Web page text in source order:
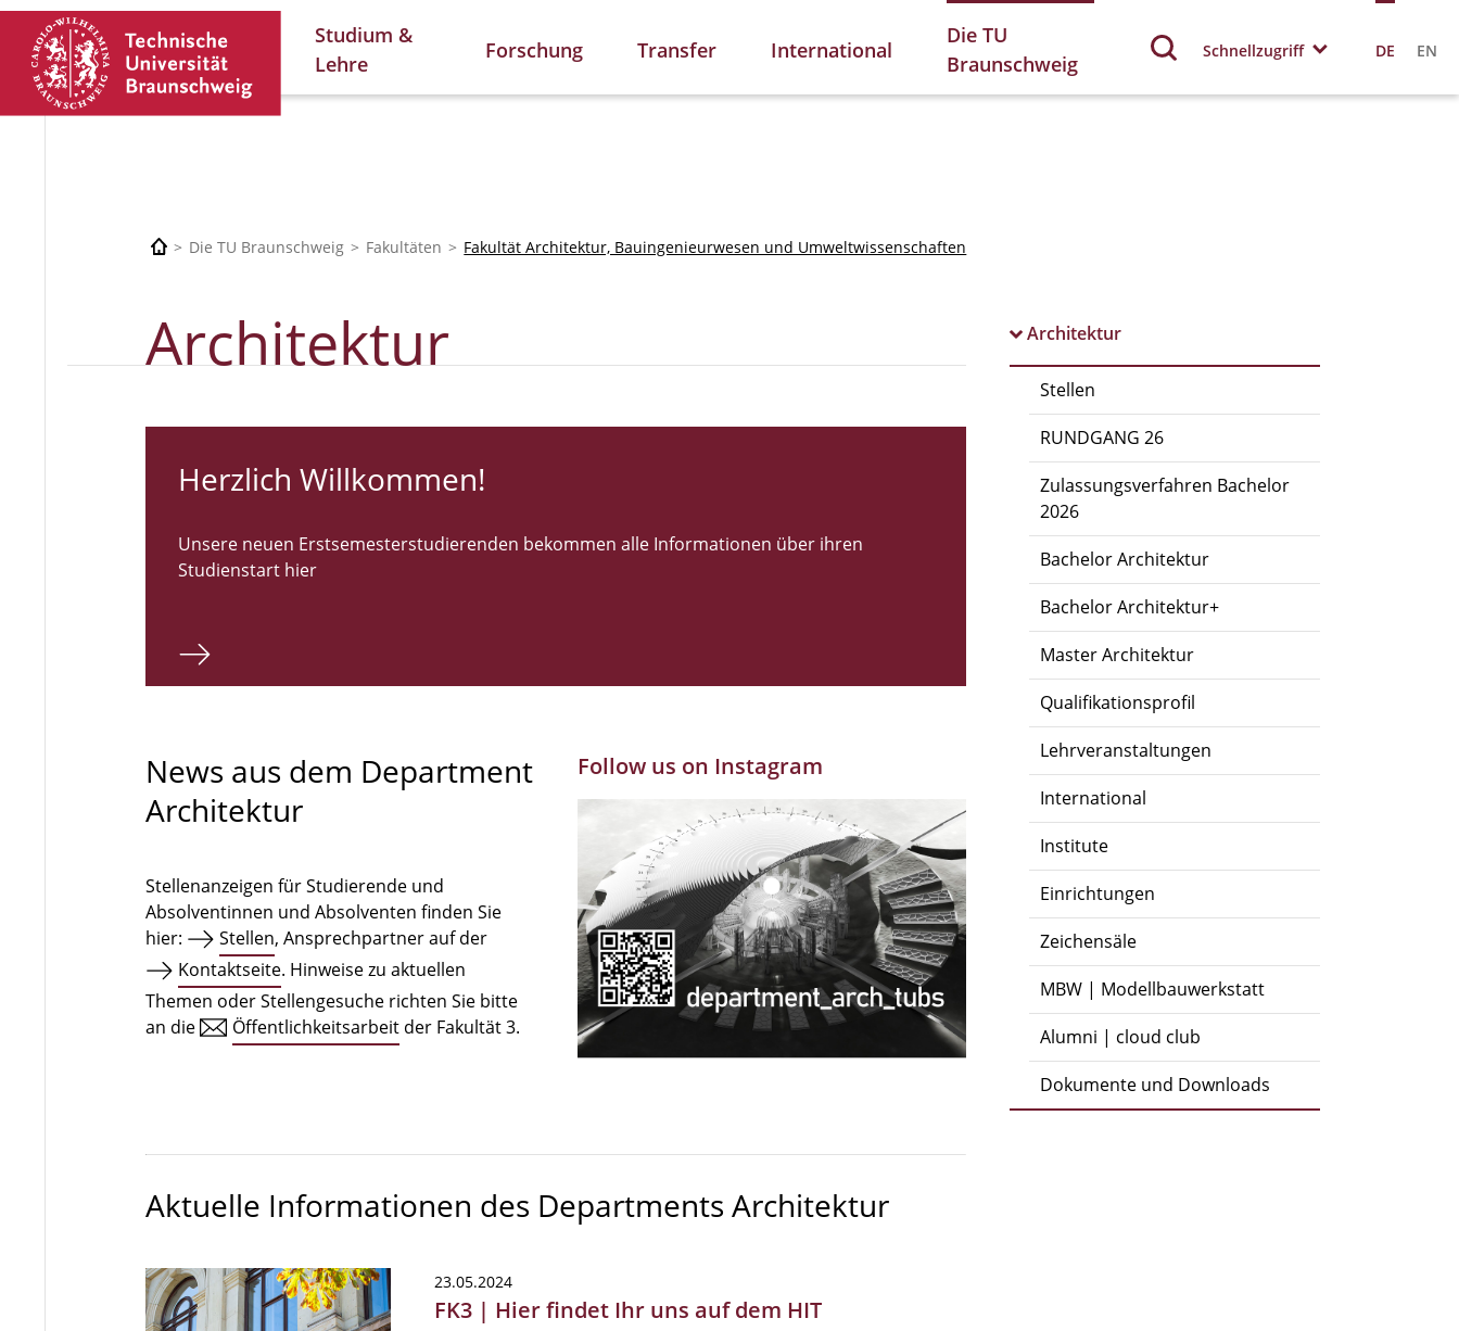
Studium &
Lehre
Forschung Transfer International
Die TU
Braunschweig
Schnellzugriff DE EN
Die TU Braunschweig Fakultäten Fakultät Architektur, Bauingenieurwesen und Umweltwissenschaften
Architektur
Stellen
RUNDGANG 26
Zulassungsverfahren Bachelor
2026
Bachelor Architektur
Bachelor Architektur+
Master Architektur
Qualifikationsprofil
Lehrveranstaltungen
International
Institute
Einrichtungen
Zeichensäle
MBW | Modellbauwerkstatt
Alumni | cloud club
Dokumente und Downloads
Architektur
Herzlich Willkommen!
Unsere neuen Erstsemesterstudierenden bekommen alle Informationen über ihren
Studienstart hier
News aus dem Department
Architektur
Stellenanzeigen für Studierende und
Absolventinnen und Absolventen finden Sie
hier:
Stellen, Ansprechpartner auf der
Kontaktseite. Hinweise zu aktuellen
Themen oder Stellengesuche richten Sie bitte
an die
Öffentlichkeitsarbeit der Fakultät 3.
Follow us on Instagram
Aktuelle Informationen des Departments Architektur
23.05.2024
FK3 | Hier findet Ihr uns auf dem HIT